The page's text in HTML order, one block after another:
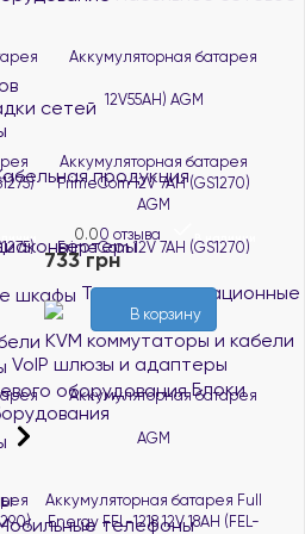
сетей
продукция
Телекоммуникационные
KVM коммутаторы и кабели
VoIP шлюзы и адаптеры
Блоки
телефоны
Аккумуляторная батарея
FrimeCom 12V 7AH (GS1270)
AGM
0.00 отзыва В наличии
733 грн
В корзину
Аккумуляторная батарея Full
Energy FEL-1218 12V 18AH (FEL-